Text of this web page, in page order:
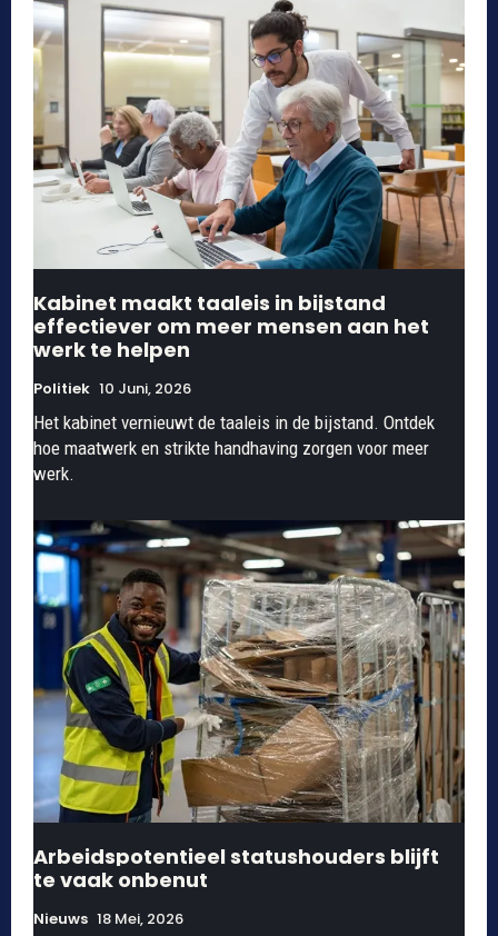
Kabinet maakt taaleis in bijstand
effectiever om meer mensen aan het
werk te helpen
Politiek 10 Juni, 2026
Het kabinet vernieuwt de taaleis in de bijstand. Ontdek
hoe maatwerk en strikte handhaving zorgen voor meer
werk.
Arbeidspotentieel statushouders blijft
te vaak onbenut
Nieuws 18 Mei, 2026